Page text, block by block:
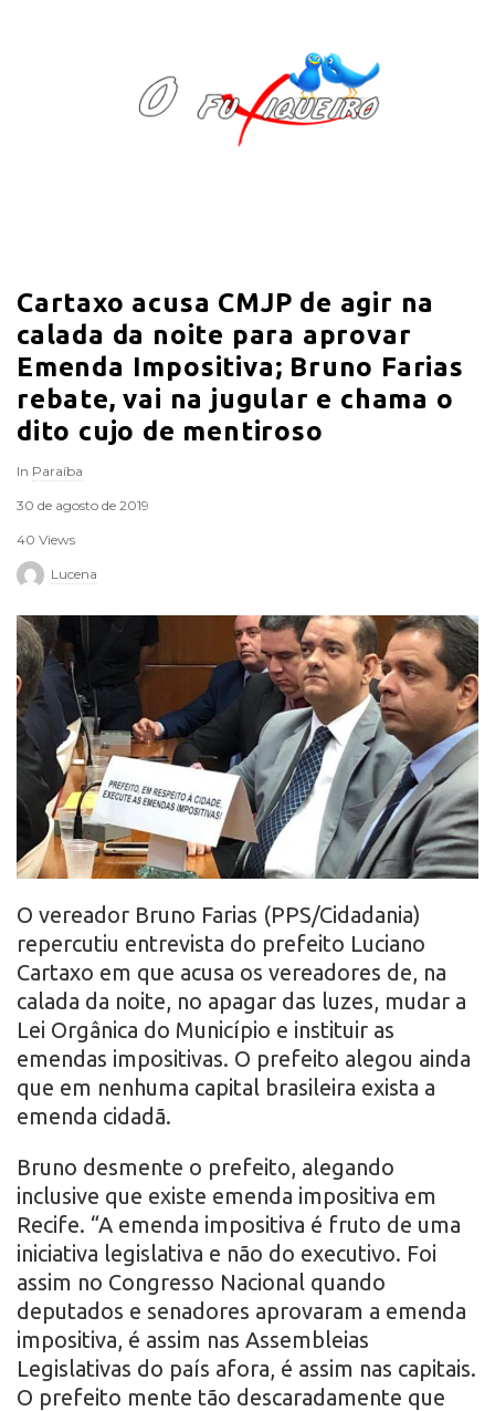
F
q
u
e
Cartaxo acusa CMJP de agir na
calada da noite para aprovar
Emenda Impositiva; Bruno Farias
rebate, vai na jugular e chama o
dito cujo de mentiroso
In Paraíba
30 de agosto de 2019
40 Views
Lucena
O vereador Bruno Farias (PPS/Cidadania)
repercutiu entrevista do prefeito Luciano
Cartaxo em que acusa os vereadores de, na
calada da noite, no apagar das luzes, mudar a
Lei Orgânica do Município e instituir as
emendas impositivas. O prefeito alegou ainda
que em nenhuma capital brasileira exista a
emenda cidadã.
Bruno desmente o prefeito, alegando
inclusive que existe emenda impositiva em
Recife. “A emenda impositiva é fruto de uma
iniciativa legislativa e não do executivo. Foi
assim no Congresso Nacional quando
deputados e senadores aprovaram a emenda
impositiva, é assim nas Assembleias
Legislativas do país afora, é assim nas capitais.
O prefeito mente tão descaradamente que